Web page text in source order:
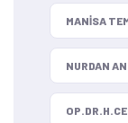
MANISA
NURDAN